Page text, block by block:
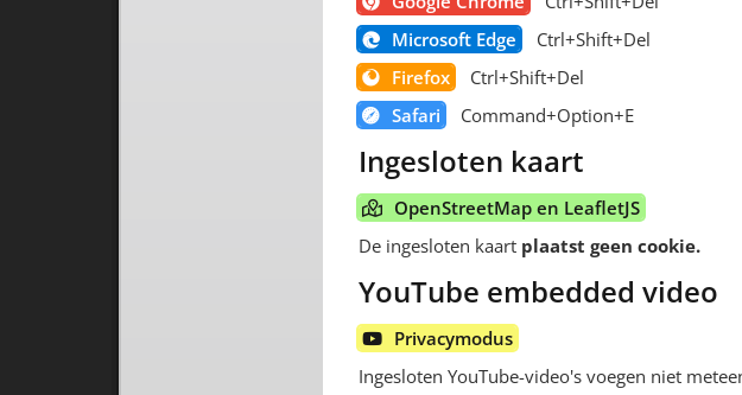
Microsoft Edge
Ctrl+Shift+Del
Firefox
Ctrl+Shift+Del
Safari
Command+Option+E
Ingesloten kaart
OpenStreetMap en LeafletJS
De ingesloten kaart plaatst geen cookie.
YouTube embedded video
Privacymodus
Ingesloten YouTube-video's voegen niet